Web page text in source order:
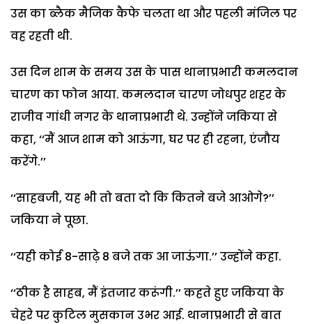
उस का ब्लैक मैजिक कैफे चलता था और पहली मंजिल पर
वह रहती थी.
उस दिन शाम के समय उस के पास थानाप्रभारी कमलदान
चारण का फोन आया. कमलदान चारण जोधपुर शहर के
राजीव गांधी नगर के थानाप्रभारी थे. उन्होंने जकिया से
कहा, ‘‘मैं आज शाम को आऊंगा, घर पर ही रहना, एंजौय
करेंगे.’’
‘‘साहबजी, यह भी तो बता दो कि कितने बजे आओगे?’’
जकिया ने पूछा.
‘‘यही कोई 8-साढ़े 8 बजे तक आ जाऊंगा.’’ उन्होंने कहा.
‘‘ठीक है साहब, मैं इंतजार करूंगी.’’ कहते हुए जकिया के
चेहरे पर कुटिल मुसकान उभर आई. थानाप्रभारी से बात